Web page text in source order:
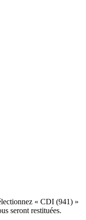
« CDI (941) »
seront restituées.